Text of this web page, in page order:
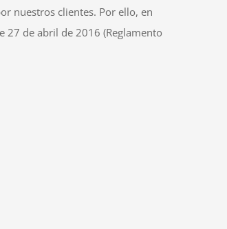
nuestros clientes. Por ello, en
27 de abril de 2016 (Reglamento